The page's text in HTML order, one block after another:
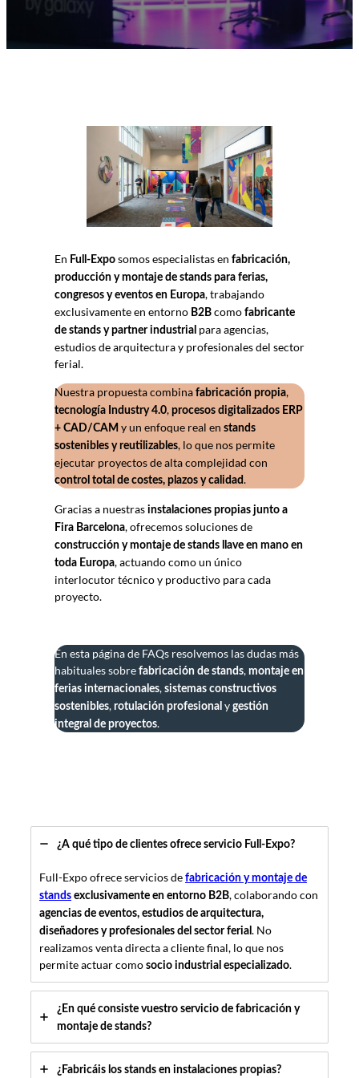
En Full-Expo somos especialistas en fabricación,
producción y montaje de stands para ferias,
congresos y eventos en Europa, trabajando
exclusivamente en entorno B2B como fabricante
de stands y partner industrial para agencias,
estudios de arquitectura y profesionales del sector
ferial.
Nuestra propuesta combina fabricación propia,
tecnología Industry 4.0, procesos digitalizados ERP
+ CAD/CAM y un enfoque real en stands
sostenibles y reutilizables, lo que nos permite
ejecutar proyectos de alta complejidad con
control total de costes, plazos y calidad.
Gracias a nuestras instalaciones propias junto a
Fira Barcelona, ofrecemos soluciones de
construcción y montaje de stands llave en mano en
toda Europa, actuando como un único
interlocutor técnico y productivo para cada
proyecto.
En esta página de FAQs resolvemos las dudas más
habituales sobre fabricación de stands, montaje en
ferias internacionales, sistemas constructivos
sostenibles, rotulación profesional y gestión
integral de proyectos.
¿A qué tipo de clientes ofrece servicio Full-Expo?
Full-Expo ofrece servicios de fabricación y montaje de
stands exclusivamente en entorno B2B, colaborando con
agencias de eventos, estudios de arquitectura,
diseñadores y profesionales del sector ferial . No
realizamos venta directa a cliente final, lo que nos
permite actuar como socio industrial especializado.
¿En qué consiste vuestro servicio de fabricación y
montaje de stands?
¿Fabricáis los stands en instalaciones propias?